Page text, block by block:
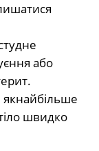
або
якнайбільше
швидко